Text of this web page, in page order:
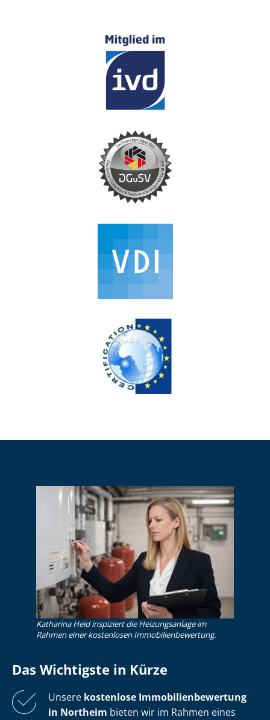
Katharina Heid inspiziert die Heizungsanlage im
Rahmen einer kostenlosen Im­mo­bi­li­en­be­wer­tung.
Das Wichtigste in Kürze
Unsere kostenlose Im­mo­bi­li­en­be­wer­tung
in Northeim bieten wir im Rahmen eines